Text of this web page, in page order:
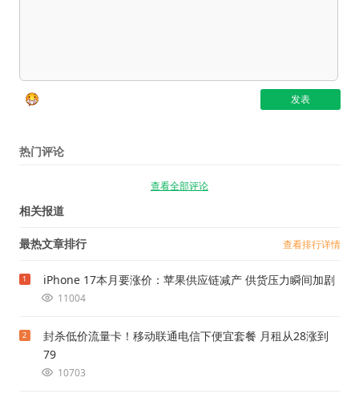
热门评论
查看全部评论
相关报道
最热文章排行 查看排行详情
1 iPhone 17本月要涨价：苹果供应链减产 供货压力瞬间加剧
11004
2
封杀低价流量卡！移动联通电信下便宜套餐 月租从28涨到
79
10703